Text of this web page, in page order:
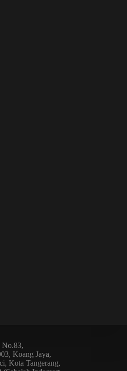
No.83,
Koang Jaya,
Kota Tangerang,